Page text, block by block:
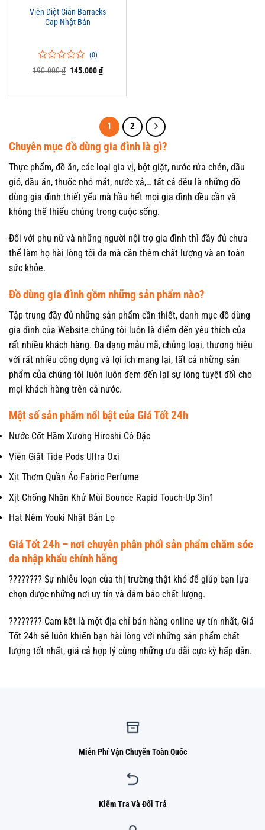
Viên Diệt Gián Barracks
Cap Nhật Bản
0
0
đánh
(0)
190.000₫ Giá
145.000₫Giá
hiện
1 2
Chuyên mục đồ dùng gia đình là gì?
Thực phẩm, đồ ăn, các loại gia vị, bột giặt, nước rửa chén, dầu
gió, dầu ăn, thuốc nhỏ mắt, nước xả,… tất cả đều là những đồ
dùng gia đình thiết yếu mà hầu hết mọi gia đình đều cần và
không thể thiếu chúng trong cuộc sống.
Đối với phụ nữ và những người nội trợ gia đình thì đầy đủ chưa
thể làm họ hài lòng tối đa mà cần thêm chất lượng và an toàn
sức khỏe.
Đồ dùng gia đình gồm những sản phẩm nào?
Tập trung đầy đủ những sản phẩm cần thiết, danh mục đồ dùng
gia đình của Website chúng tôi luôn là điểm đến yêu thích của
rất nhiều khách hàng. Đa dạng mẫu mã, chủng loại, thương hiệu
với rất nhiều công dụng và lợi ích mang lại, tất cả những sản
phẩm của chúng tôi luôn luôn đem đến lại sự lòng tuyệt đối cho
mọi khách hàng trên cả nước.
Một số sản phẩm nổi bật của Giá Tốt 24h
Nước Cốt Hầm Xương Hiroshi Cô Đặc
Viên Giặt Tide Pods Ultra Oxi
Xịt Thơm Quần Áo Fabric Perfume
Xịt Chống Nhăn Khử Mùi Bounce Rapid Touch-Up 3in1
Hạt Nêm Youki Nhật Bản Lọ
Giá Tốt 24h – nơi chuyên phân phối sản phẩm chăm sóc
da nhập khẩu chính hãng
???????? Sự nhiễu loạn của thị trường thật khó để giúp bạn lựa
chọn được những nơi uy tín và đảm bảo chất lượng.
???????? Cam kết là một địa chỉ bán hàng online uy tín nhất, Giá
Tốt 24h sẽ luôn khiến bạn hài lòng với những sản phẩm chất
lượng tốt nhất, giá cả hợp lý cùng những ưu đãi cực kỳ hấp dẫn.
Miễn Phí Vận Chuyển Toàn Quốc
Kiểm Tra Và Đổi Trả